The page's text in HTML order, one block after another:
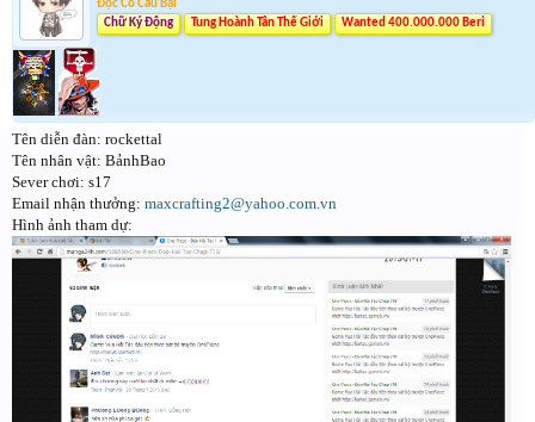
Độc Cô Cầu Bại
Chữ Ký Động
Tung Hoành Tân Thế Giới Wanted 400.000.000 Beri
Tên diễn đàn: rockettal
Tên nhân vật: BảnhBao
Sever chơi: s17
Email nhận thưởng: maxcrafting2@yahoo.com.vn
Hình ảnh tham dự: